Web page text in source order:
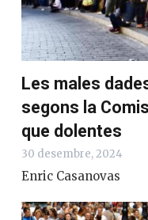
Les males
segons la
que dolentes
30 desembre, 2024
Enric Casanovas